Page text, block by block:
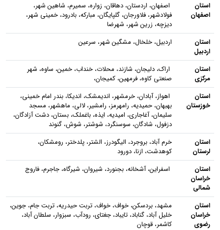
استان
اصفهان
اصفهان، اردستان، دهاقان، زواره، سمیرم، شاهین شهر،
فولادشهر، فلاورجان، گلپایگان، مبارکه، بادرود، خمینی شهر،
دیزچه، زرین شهر، شهرضا
استان
اردبیل
اردبیل، خلخال، مشگین شهر، سرعین
استان
مرکزی
اراک، دلیجان، شازند، محلات، خنداب، خمین، ساوه، شهر
صنعتی کاوه، فرمهین، کمیجان،
استان
خوزستان
اهواز، آبادان، خرمشهر، اندیمشک، اندیکا، بندر امام خمینی،
بهبهان، حمیدیه، رامهرمز، رامشیر، لالی، ماهشهر، مسجد
سلیمان، آغاجاری، امیدیه، ایذه، باغملک، بستان، دشت آزادگان،
دزفول، شادگان، سوسنگرد، شوشتر، شوش، گنوند
استان
لرستان
خرم آباد، بروجرد، الیگودرز، الشتر، پلدختر، رومشکان،
کوهدشت، ازنا، دورود
استان
خراسان
شمالی
اسفراین، آشخانه، بجنورد، شیروان، شیرگاه، جاجرم، فاروج
استان
خراسان
رضوی
مشهد، بردسکن، خواف، خواف، تربت حیدریه، تربت جام، جوین،
خلیل آباد، گناباد، تایباد، جغتای، رودآب، سبزوار، سلطان آباد،
کاشمر، قوچان